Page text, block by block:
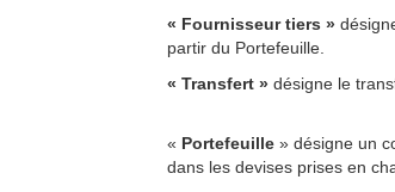
« Fournisseur tiers »
partir du Portefeuille.
« Transfert » désigne le
« Portefeuille » désigne un
dans les devises prises en